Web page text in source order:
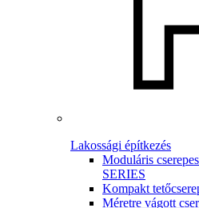
Lakossági építkezés
Moduláris
SERIES
Kompakt
Méretre vágott